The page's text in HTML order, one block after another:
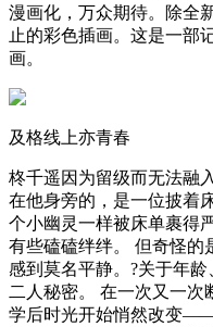
漫画化，万众期待。除全
止的彩色插画。这是一部
画。
及格线上亦青春
柊千遥因为留级而无法融
在他身旁的，是一位披着
个小幽灵一样被床单裹得
有些磕磕绊绊。 但奇怪的
感到莫名平静。?关于年
二人秘密。 在一次又一
学后时光开始悄然改变